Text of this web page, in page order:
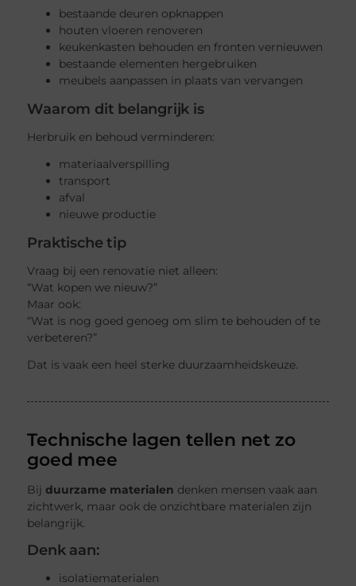
bestaande deuren opknappen
houten vloeren renoveren
keukenkasten behouden en fronten vernieuwen
bestaande elementen hergebruiken
meubels aanpassen in plaats van vervangen
Waarom dit belangrijk is
Herbruik en behoud verminderen:
materiaalverspilling
transport
afval
nieuwe productie
Praktische tip
Vraag bij een renovatie niet alleen:
“Wat kopen we nieuw?”
Maar ook:
“Wat is nog goed genoeg om slim te behouden of te
verbeteren?”
Dat is vaak een heel sterke duurzaamheidskeuze.
Technische lagen tellen net zo
goed mee
Bijduurzame materialen denken mensen vaak aan
zichtwerk, maar ook de onzichtbare materialen zijn
belangrijk.
Denk aan:
isolatiematerialen